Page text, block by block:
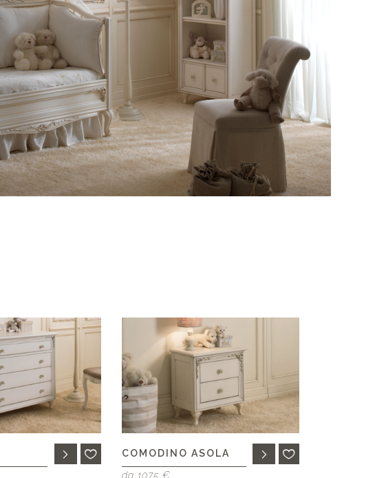
COMODINO ASOLA
da 1075 €